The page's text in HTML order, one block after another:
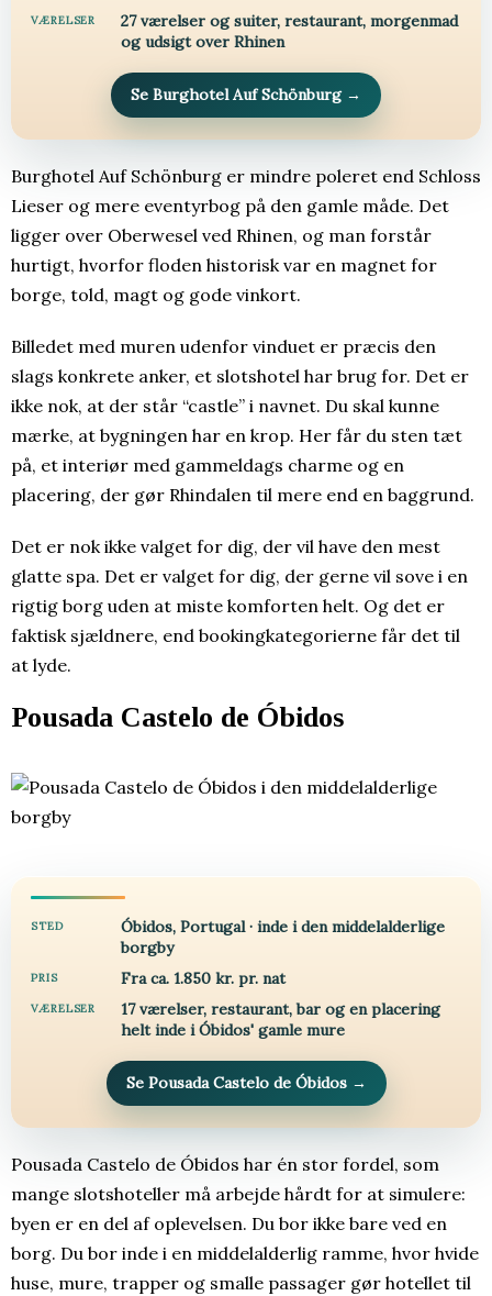
VÆRELSER
27 værelser og suiter, restaurant, morgenmad
og udsigt over Rhinen
Se Burghotel Auf Schönburg →
Burghotel Auf Schönburg er mindre poleret end Schloss
Lieser og mere eventyrbog på den gamle måde. Det
ligger over Oberwesel ved Rhinen, og man forstår
hurtigt, hvorfor floden historisk var en magnet for
borge, told, magt og gode vinkort.
Billedet med muren udenfor vinduet er præcis den
slags konkrete anker, et slotshotel har brug for. Det er
ikke nok, at der står “castle” i navnet. Du skal kunne
mærke, at bygningen har en krop. Her får du sten tæt
på, et interiør med gammeldags charme og en
placering, der gør Rhindalen til mere end en baggrund.
Det er nok ikke valget for dig, der vil have den mest
glatte spa. Det er valget for dig, der gerne vil sove i en
rigtig borg uden at miste komforten helt. Og det er
faktisk sjældnere, end bookingkategorierne får det til
at lyde.
Pousada Castelo de Óbidos
STED
Óbidos, Portugal · inde i den middelalderlige
borgby
PRIS Fra ca. 1.850 kr. pr. nat
VÆRELSER
17 værelser, restaurant, bar og en placering
helt inde i Óbidos' gamle mure
Se Pousada Castelo de Óbidos →
Pousada Castelo de Óbidos har én stor fordel, som
mange slotshoteller må arbejde hårdt for at simulere:
byen er en del af oplevelsen. Du bor ikke bare ved en
borg. Du bor inde i en middelalderlig ramme, hvor hvide
huse, mure, trapper og smalle passager gør hotellet til